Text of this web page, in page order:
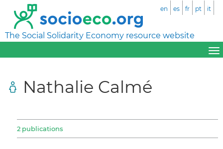
The Social Solidarity Economy resource website
en es fr pt it
Nathalie Calmé
2 publications